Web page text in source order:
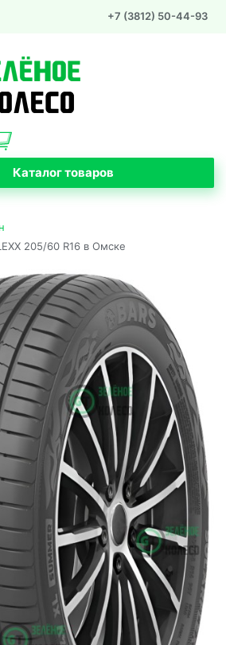
+7 (3812) 50-44-93
Каталог товаров
205/60 R16 в Омске